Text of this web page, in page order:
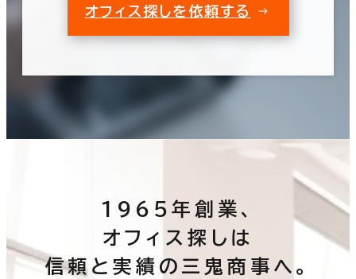
オフィス探しを依頼する
1965年創業、
オフィス探しは
信頼と実績の三鬼商事へ。